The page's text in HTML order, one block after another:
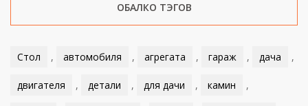
ОБАЛКО ТЭГОВ
Стол , автомобиля , агрегата , гараж , дача ,
двигателя , детали , для дачи , камин ,